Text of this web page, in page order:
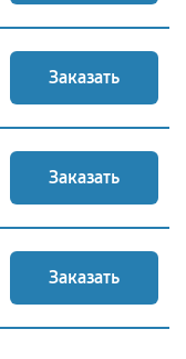
Заказать
Заказать
Заказать